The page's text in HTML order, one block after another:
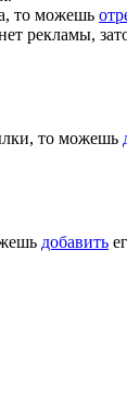
то можешь
рекламы,
то можешь
добавить